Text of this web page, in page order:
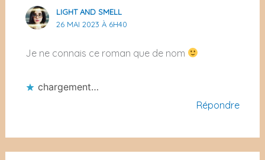
LIGHT AND SMELL
26 MAI 2023 À 6H40
Je ne connais ce roman que de nom
chargement…
Répondre